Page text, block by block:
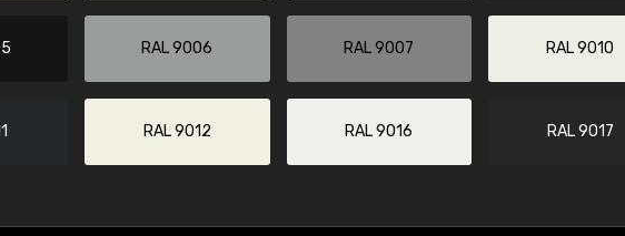
RAL 9006 RAL 9007 RAL 9010
RAL 9012 RAL 9016 RAL 9017